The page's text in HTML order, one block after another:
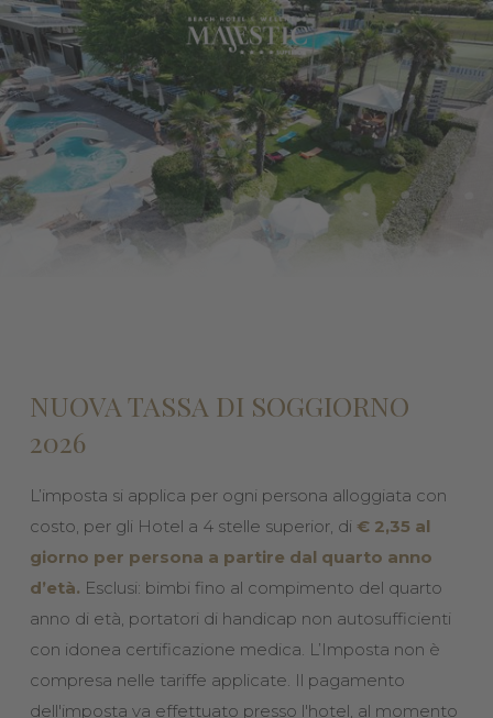
NUOVA TASSA DI SOGGIORNO
2026
L’imposta si applica per ogni persona alloggiata con
costo, per gli Hotel a 4 stelle superior, di € 2,35 al
giorno per persona a partire dal quarto anno
d’età. Esclusi: bimbi fino al compimento del quarto
anno di età, portatori di handicap non autosufficienti
con idonea certificazione medica. L’Imposta non è
compresa nelle tariffe applicate. Il pagamento
dell'imposta va effettuato presso l'hotel, al momento